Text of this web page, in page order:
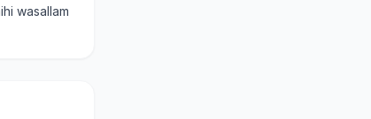
wasallam